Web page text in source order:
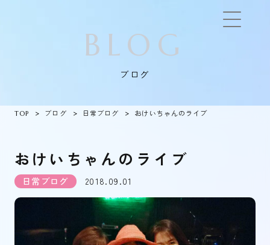
BLOG
ブログ
TOP ブログ 日常ブログ おけいちゃんのライブ
おけいちゃんのライブ
日常ブログ 2018.09.01